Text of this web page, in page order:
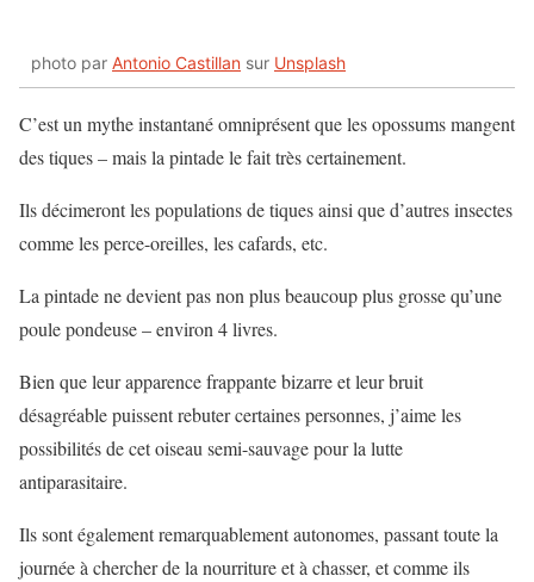
photo par Antonio Castillan sur Unsplash
C’est un mythe instantané omniprésent que les opossums mangent
des tiques – mais la pintade le fait très certainement.
Ils décimeront les populations de tiques ainsi que d’autres insectes
comme les perce-oreilles, les cafards, etc.
La pintade ne devient pas non plus beaucoup plus grosse qu’une
poule pondeuse – environ 4 livres.
Bien que leur apparence frappante bizarre et leur bruit
désagréable puissent rebuter certaines personnes, j’aime les
possibilités de cet oiseau semi-sauvage pour la lutte
antiparasitaire.
Ils sont également remarquablement autonomes, passant toute la
journée à chercher de la nourriture et à chasser, et comme ils